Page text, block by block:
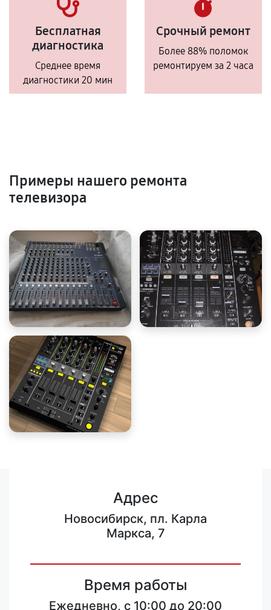
Бесплатная
диагностика
Среднее время
диагностики 20 мин
Срочный ремонт
Более 88% поломок
ремонтируем за 2 часа
Примеры нашего ремонта
телевизора
Адрес
Новосибирск, пл. Карла
Маркса, 7
Время работы
Ежедневно, с 10:00 до 20:00